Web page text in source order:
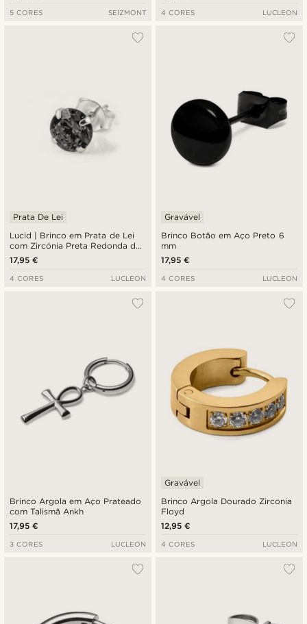
5 CORES SEIZMONT 4 CORES LUCLEON
Lucid | Brinco em Prata de Lei
com Zircónia Preta Redonda de
6 mm
Prata De Lei
17,95 €
4 CORES LUCLEON
Brinco Botão em Aço Preto 6
mm
Gravável
17,95 €
4 CORES LUCLEON
Brinco Argola em Aço Prateado
com Talismã Ankh
17,95 €
3 CORES LUCLEON
Brinco Argola Dourado Zirconia
Floyd
Gravável
12,95 €
4 CORES LUCLEON